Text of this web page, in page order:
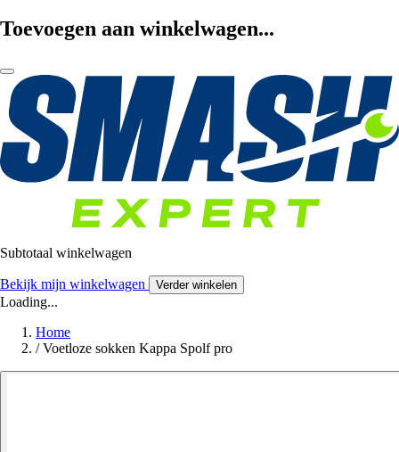
Toevoegen aan winkelwagen...
Subtotaal winkelwagen
Bekijk mijn winkelwagen Verder winkelen
Loading...
Home
/ Voetloze sokken Kappa Spolf pro